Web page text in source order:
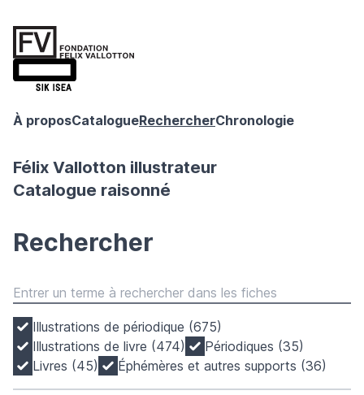
À proposCatalogueRechercherChronologie
Félix Vallotton illustrateur
Catalogue raisonné
Rechercher
Illustrations de périodique (675)
Illustrations de livre (474)
Périodiques (35)
Livres (45)
Éphémères et autres supports (36)